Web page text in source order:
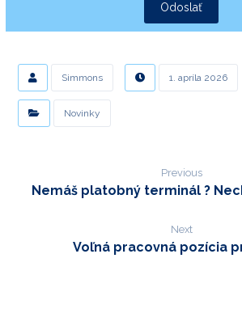
Odoslať
Simmons 1. apríla 2026
Novinky
Previous
Nemáš platobný terminál ?
Next
Voľná pracovná pozícia